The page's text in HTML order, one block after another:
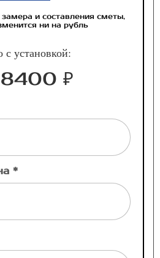
и составления сметы,
ни на рубль
с установкой:
₽
*